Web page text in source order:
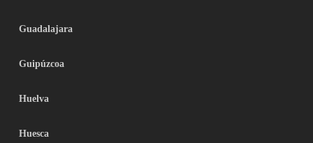
Guadalajara
Guipúzcoa
Huelva
Huesca